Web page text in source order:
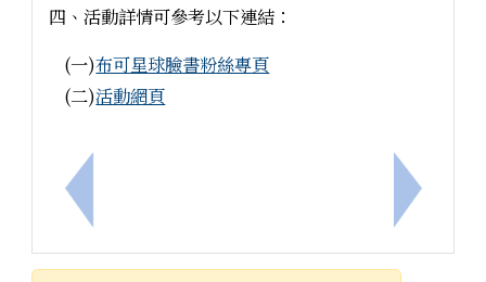
上一筆：轉知115年度教師專業成長研習實施計畫─
四、活動詳情可參考以下連結：
(一)布可星球臉書粉絲專頁
(二)活動網頁
下一筆：